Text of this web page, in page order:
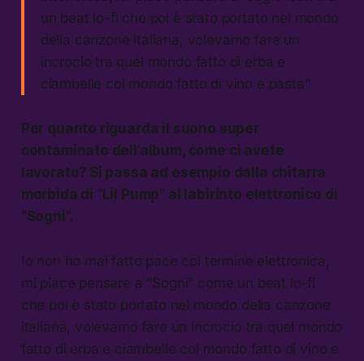
un beat lo-fi che poi è stato portato nel mondo
della canzone italiana, volevamo fare un
incrocio tra quel mondo fatto di erba e
ciambelle col mondo fatto di vino e pasta”
Per quanto riguarda il suono super
contaminato dell’album, come ci avete
lavorato? Si passa ad esempio dalla chitarra
morbida di “Lil Pump” al labirinto elettronico di
“Sogni”.
Io non ho mai fatto pace col termine elettronica,
mi piace pensare a “Sogni” come un beat lo-fi
che poi è stato portato nel mondo della canzone
italiana, volevamo fare un incrocio tra quel mondo
fatto di erba e ciambelle col mondo fatto di vino e